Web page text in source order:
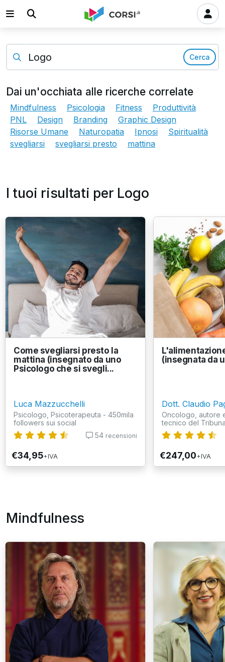
Cerca
Dai un'occhiata alle ricerche correlate
Mindfulness Psicologia Fitness
Produttività
PNL
Design Branding
Graphic Design
Risorse Umane
Naturopatia Ipnosi
Spiritualità
svegliarsi
svegliarsi presto mattina
I tuoi risultati per Logo
Come svegliarsi presto la
mattina (insegnato da uno
Psicologo che si svegli...
Luca Mazzucchelli
Psicologo, Psicoterapeuta - 450mila
followers sui social
54 recensioni
€34,95+IVA
(insegnata da
Dott. Claudio
Oncologo, autore
tecnico del
€247,00+IVA
Mindfulness